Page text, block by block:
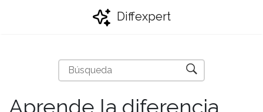
Diffexpert
Aprende la diferencia